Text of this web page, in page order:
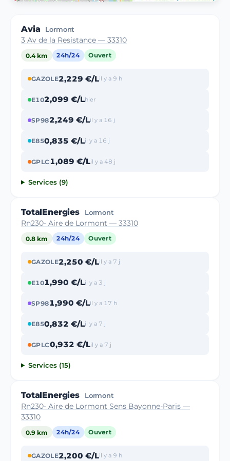
Avia Lormont
3 Av de la Resistance — 33310
0.4 km 24h/24 Ouvert
GAZOLE2,229 €/Lil y a 9 h
E102,099 €/Lhier
SP982,249 €/Lil y a 16 j
E850,835 €/Lil y a 16 j
GPLC1,089 €/Lil y a 48 j
Services (9)
TotalEnergies Lormont
Rn230- Aire de Lormont — 33310
0.8 km 24h/24 Ouvert
GAZOLE2,250 €/Lil y a 7 j
E101,990 €/Lil y a 3 j
SP981,990 €/Lil y a 17 h
E850,832 €/Lil y a 7 j
GPLC0,932 €/Lil y a 7 j
Services (15)
TotalEnergies Lormont
Rn230- Aire de Lormont Sens Bayonne-Paris —
33310
0.9 km 24h/24 Ouvert
GAZOLE2,200 €/Lil y a 9 h